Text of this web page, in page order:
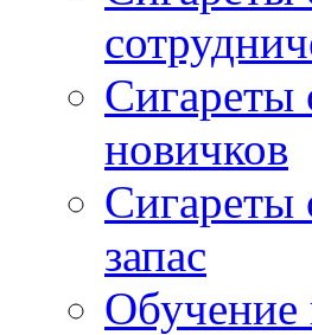
новичков
Сигареты
запас
Обучение